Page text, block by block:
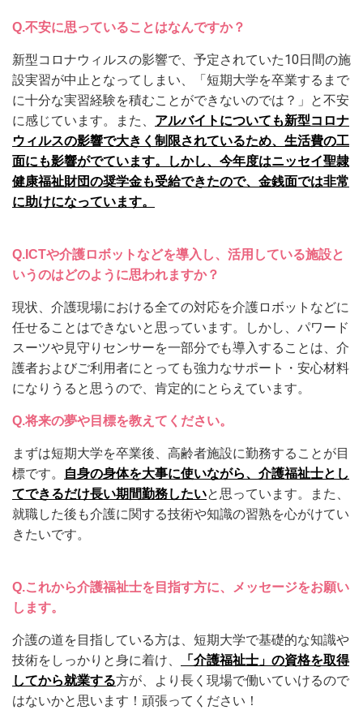
Q.不安に思っていることはなんですか？
新型コロナウィルスの影響で、予定されていた10日間の施
設実習が中止となってしまい、「短期大学を卒業するまで
に十分な実習経験を積むことができないのでは？」と不安
に感じています。また、 アルバイトについても新型コロナ
ウィルスの影響で大きく制限されているため、生活費の工
面にも影響がでています。しかし、今年度はニッセイ聖隷
健康福祉財団の奨学金も受給できたので、金銭面では非常
に助けになっています。
Q. ICTや介護ロボットなどを導入し、活用している施設と
いうのはどのように思われますか？
現状、介護現場における全ての対応を介護ロボットなどに
任せることはできないと思っています。
しかし、パワード
スーツや見守りセンサーを一部分でも導入することは、介
護者およびご利用者にとっても強力なサポート・安心材料
になりうると思うので、肯定的にとらえています。
Q.将来の夢や目標を教えてください。
まずは短期大学を卒業後、高齢者施設に勤務することが目
標です。
自身の身体を大事に使いながら、介護福祉士とし
てできるだけ長い期間勤務したいと思っています。また、
就職した後も介護に関する技術や知識の習熟を心がけてい
きたいです。
Q.これから介護福祉士を目指す方に、メッセージをお願い
します。
介護の道を目指している方は、短期大学で基礎的な知識や
技術をしっかりと身に着け、
「介護福祉士」の資格を取得
してから就業する方が、より長く現場で働いていけるので
はないかと思います！頑張ってください！